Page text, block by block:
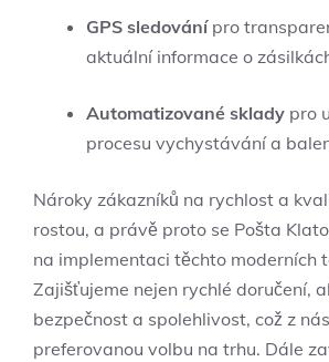
GPS sledovánípro
aktuální informace o
Automatizované sklady pro
procesu vychystávání a
Nároky zákazníků na rychlost a
rostou, a právě proto se Pošta
na implementaci těchto moderních
Zajišťujeme nejen rychlé doručení,
bezpečnost a spolehlivost, což z
preferovanou volbu na trhu. Dále